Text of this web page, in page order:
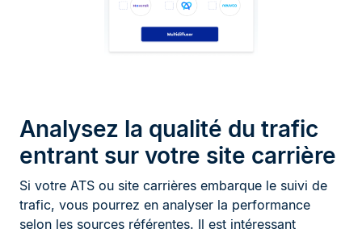
Analysez la qualité du trafic
entrant sur votre site carrière
Si votre ATS ou site carrières embarque le suivi de
trafic, vous pourrez en analyser la performance
selon les sources référentes. Il est intéressant